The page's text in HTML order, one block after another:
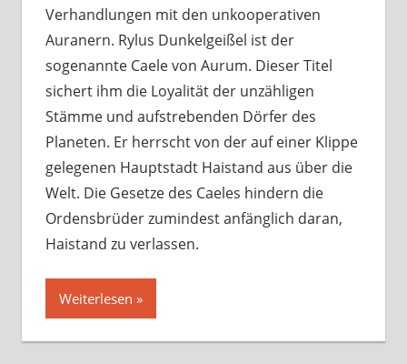
Verhandlungen mit den unkooperativen
Auranern. Rylus Dunkelgeißel ist der
sogenannte Caele von Aurum. Dieser Titel
sichert ihm die Loyalität der unzähligen
Stämme und aufstrebenden Dörfer des
Planeten. Er herrscht von der auf einer Klippe
gelegenen Hauptstadt Haistand aus über die
Welt. Die Gesetze des Caeles hindern die
Ordensbrüder zumindest anfänglich daran,
Haistand zu verlassen.
Weiterlesen